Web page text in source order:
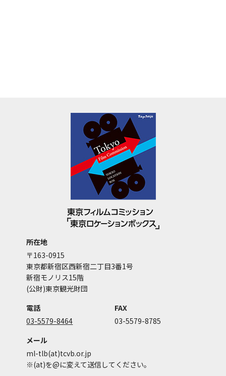
所在地
〒163-0915
東京都新宿区西新宿二丁目3番1号
新宿モノリス15階
(公財)東京観光財団
電話
03-5579-8464
FAX
03-5579-8785
メール
ml-tlb(at)tcvb.or.jp
※(at)を@に変えて送信してください。